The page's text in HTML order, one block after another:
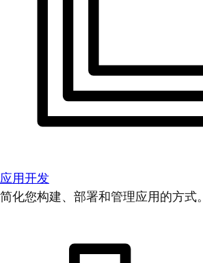
应用开发
简化您构建、部署和管理应用的方式。